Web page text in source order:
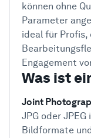
können ohne
Parameter
ideal für
Engagement
Was ist
Joint
JPG oder
Bildformate